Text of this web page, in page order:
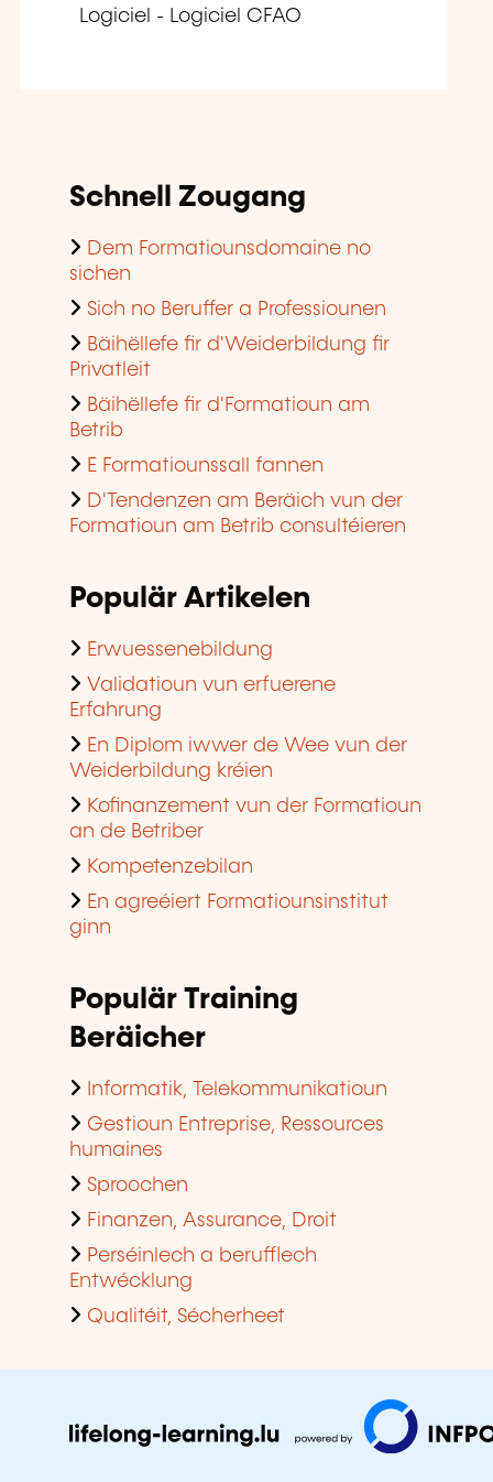
Logiciel - Logiciel CFAO
Schnell Zougang
Dem Formatiounsdomaine no
sichen
Sich no Beruffer a Professiounen
Bäihëllefe fir d'Weiderbildung fir
Privatleit
Bäihëllefe fir d'Formatioun am
Betrib
E Formatiounssall fannen
D'Tendenzen am Beräich vun der
Formatioun am Betrib consultéieren
Populär Artikelen
Erwuessenebildung
Validatioun vun erfuerene
Erfahrung
En Diplom iwwer de Wee vun der
Weiderbildung kréien
Kofinanzement vun der Formatioun
an de Betriber
Kompetenzebilan
En agreéiert Formatiounsinstitut
ginn
Populär Training
Beräicher
Informatik, Telekommunikatioun
Gestioun Entreprise, Ressources
humaines
Sproochen
Finanzen, Assurance, Droit
Perséinlech a berufflech
Entwécklung
Qualitéit, Sécherheet